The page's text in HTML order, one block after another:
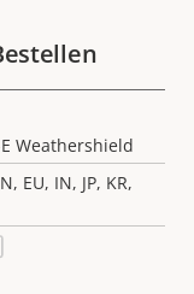
E Weathershield
EU, IN, JP, KR,